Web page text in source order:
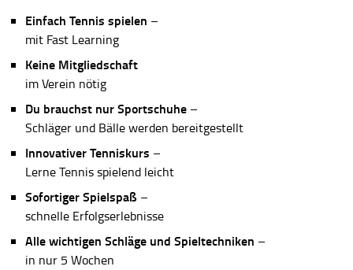
Einfach Tennis spielen –
mit Fast Learning
Keine Mitgliedschaft
im Verein nötig
Du brauchst nur Sportschuhe –
Schläger und Bälle werden bereitgestellt
Innovativer Tenniskurs –
Lerne Tennis spielend leicht
Sofortiger Spielspaß –
schnelle Erfolgserlebnisse
Alle wichtigen Schläge und Spieltechniken –
in nur 5 Wochen